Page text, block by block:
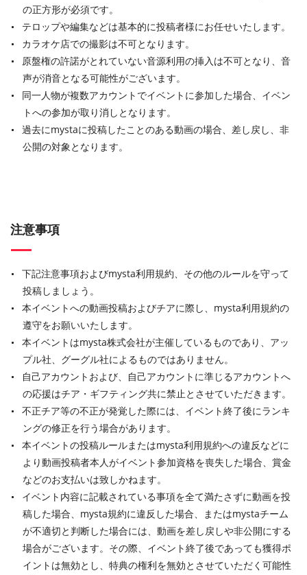
の正方形が必須です。
テロップや編集などは基本的に投稿者様にお任せいたします。
カラオケ店での撮影は不可となります。
原盤権の許諾がとれていない音源利用の挿入は不可となり、音
声が消音となる可能性がございます。
同一人物が複数アカウントでイベントに参加した場合、イベン
トへの参加が取り消しとなります。
過去にmystaに投稿したことのある動画の場合、差し戻し、非
公開の対象となります。
注意事項
下記注意事項およびmysta利用規約、その他のルールを守って
投稿しましょう。
本イベントへの動画投稿およびチアに際し、mysta利用規約の
遵守をお願いいたします。
本イベントはmysta株式会社が主催しているものであり、アッ
プル社、グーグル社によるものではありません。
自己アカウントおよび、自己アカウントに準じるアカウントへ
の応援はチア・ギフティング共に禁止とさせていただきます。
不正チア等の不正が発覚した際には、イベント終了後にランキ
ングの修正を行う場合があります。
本イベントの投稿ルールまたはmysta利用規約への違反などに
より動画投稿者本人がイベント参加資格を喪失した場合、賞金
などのお支払いは致しかねます。
イベント内容に記載されている事項を全て満たさずに動画を投
稿した場合、mysta規約に違反した場合、またはmystaチーム
が不適切と判断した場合には、動画を差し戻しや非公開にする
場合がございます。その際、イベント終了後であっても獲得ポ
イントは無効とし、特典の権利を無効とさせていただく可能性